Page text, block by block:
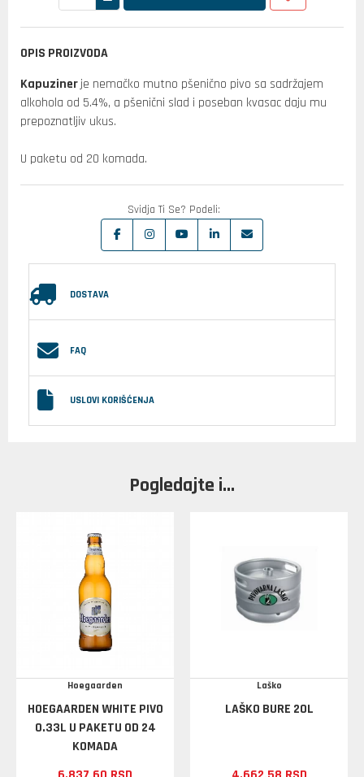
OPIS PROIZVODA
Kapuzinerje nemačko mutno pšenično pivo sa sadržajem
alkohola od 5.4%, a pšenični slad i poseban kvasac daju mu
prepoznatljiv ukus.
U paketu od 20 komada.
Svidja Ti Se? Podeli:
DOSTAVA
FAQ
USLOVI KORIŠĆENJA
Pogledajte i...
Hoegaarden
HOEGAARDEN WHITE PIVO
0.33L U PAKETU OD 24
KOMADA
Laško
LAŠKO BURE 20L